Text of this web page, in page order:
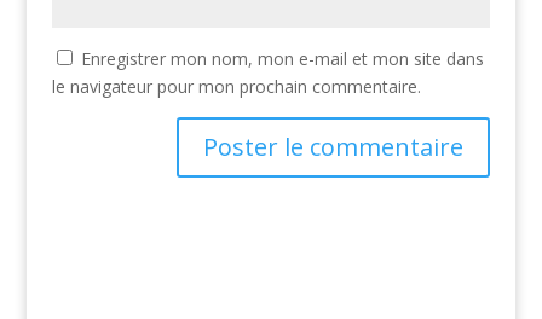
Enregistrer mon nom, mon e-mail et mon site dans
le navigateur pour mon prochain commentaire.